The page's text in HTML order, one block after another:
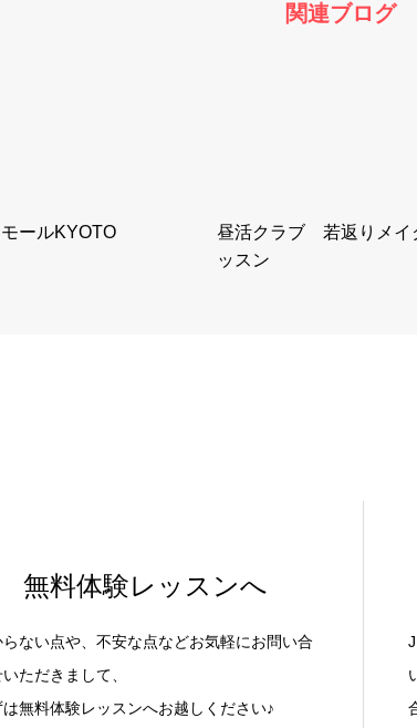
関連ブログ
ールKYOTO
昼活クラブ 若返りメイ
ッスン
無料体験レッスンへ
らない点や、不安な点などお気軽にお問い合
ただきまして、
は無料体験レッスンへお越しください♪